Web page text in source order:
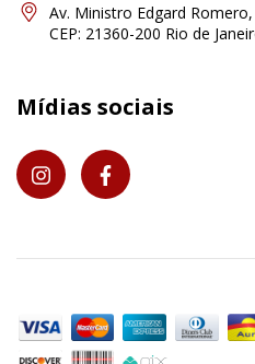
Av. Ministro Edgard
CEP: 21360-200 Rio de
Mídias sociais